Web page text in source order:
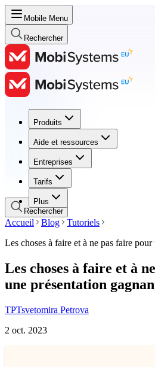
Mobile Menu
Rechercher
Produits
Aide et ressources
Entreprises
Tarifs
Plus
Produits
Aide et ressources
Entreprises
Tarifs
Rechercher
Accueil Blog
Tutoriels
Les choses à faire et à ne pas faire
Les choses à faire et à
une présentation
TPTsvetomira Petrova
2 oct. 2023